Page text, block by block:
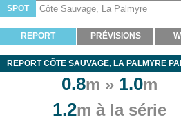
SPOT
REPORT PRÉVISIONS
REPORT CÔTE SAUVAGE, LA PALMYRE
0.8m » 1.0m
1.2m à la série